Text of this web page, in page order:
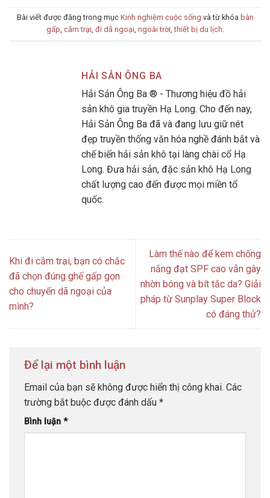
Bài viết được đăng trong mục Kinh nghiệm cuộc sống và từ khóa bàn
gấp, cắm trại, đi dã ngoại, ngoài trời,thiết bị du lịch.
HẢI SẢN ÔNG BA
Hải Sản Ông Ba ® - Thương hiệu đồ hải
sản khô gia truyền Hạ Long. Cho đến nay,
Hải Sản Ông Ba đã và đang lưu giữ nét
đẹp truyền thống văn hóa nghề đánh bắt và
chế biến hải sản khô tại làng chài cổ Hạ
Long. Đưa hải sản, đặc sản khô Hạ Long
chất lượng cao đến được mọi miền tổ
quốc.
Khi đi cắm trại, bạn có chắc
đã chọn đúng ghế gấp gọn
cho chuyến dã ngoại của
mình?
Làm thế nào để kem chống
nắng đạt SPF cao vẫn gây
nhờn bóng và bít tắc da? Giải
pháp từ Sunplay Super Block
có đáng thử?
Để lại một bình luận
Email của bạn sẽ không được hiển thị công khai. Các
trường bắt buộc được đánh dấu *
Bình luận *